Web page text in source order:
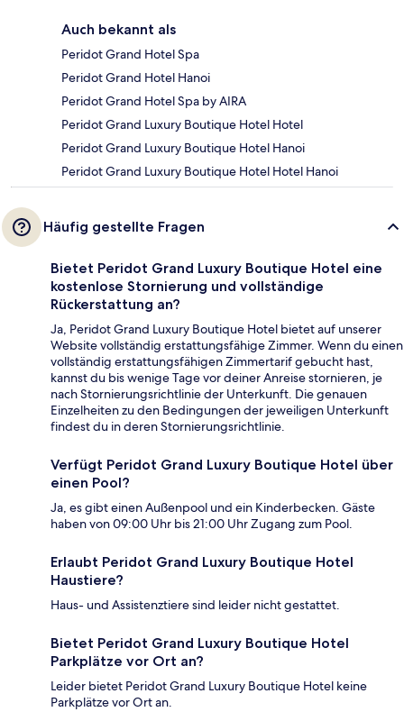
Auch bekannt als
Peridot Grand Hotel Spa
Peridot Grand Hotel Hanoi
Peridot Grand Hotel Spa by AIRA
Peridot Grand Luxury Boutique Hotel Hotel
Peridot Grand Luxury Boutique Hotel Hanoi
Peridot Grand Luxury Boutique Hotel Hotel Hanoi
Häufig gestellte Fragen
Bietet Peridot Grand Luxury Boutique Hotel eine
kostenlose Stornierung und vollständige
Rückerstattung an?
Ja, Peridot Grand Luxury Boutique Hotel bietet auf unserer
Website vollständig erstattungsfähige Zimmer. Wenn du einen
vollständig erstattungsfähigen Zimmertarif gebucht hast,
kannst du bis wenige Tage vor deiner Anreise stornieren, je
nach Stornierungsrichtlinie der Unterkunft. Die genauen
Einzelheiten zu den Bedingungen der jeweiligen Unterkunft
findest du in deren Stornierungsrichtlinie.
Verfügt Peridot Grand Luxury Boutique Hotel über
einen Pool?
Ja, es gibt einen Außenpool und ein Kinderbecken. Gäste
haben von 09:00 Uhr bis 21:00 Uhr Zugang zum Pool.
Erlaubt Peridot Grand Luxury Boutique Hotel
Haustiere?
Haus- und Assistenztiere sind leider nicht gestattet.
Bietet Peridot Grand Luxury Boutique Hotel
Parkplätze vor Ort an?
Leider bietet Peridot Grand Luxury Boutique Hotel keine
Parkplätze vor Ort an.